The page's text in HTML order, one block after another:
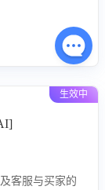
生效中
客服与买家的